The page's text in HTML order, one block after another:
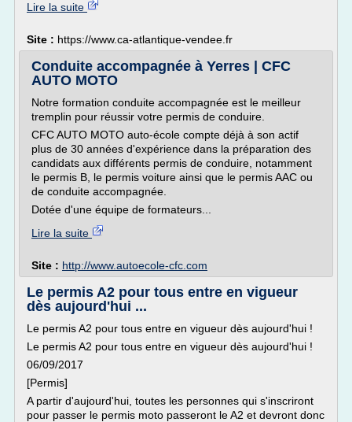
Lire la suite
Site : https://www.ca-atlantique-vendee.fr
Conduite accompagnée à Yerres | CFC
AUTO MOTO
Notre formation conduite accompagnée est le meilleur
tremplin pour réussir votre permis de conduire.
CFC AUTO MOTO auto-école compte déjà à son actif
plus de 30 années d'expérience dans la préparation des
candidats aux différents permis de conduire, notamment
le permis B, le permis voiture ainsi que le permis AAC ou
de conduite accompagnée.
Dotée d'une équipe de formateurs...
Lire la suite
Site : http://www.autoecole-cfc.com
Le permis A2 pour tous entre en vigueur
dès aujourd'hui ...
Le permis A2 pour tous entre en vigueur dès aujourd'hui !
Le permis A2 pour tous entre en vigueur dès aujourd'hui !
06/09/2017
[Permis]
A partir d'aujourd'hui, toutes les personnes qui s'inscriront
pour passer le permis moto passeront le A2 et devront donc